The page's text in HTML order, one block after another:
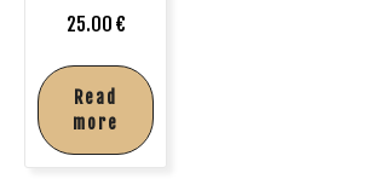
25.00 €
Read
more